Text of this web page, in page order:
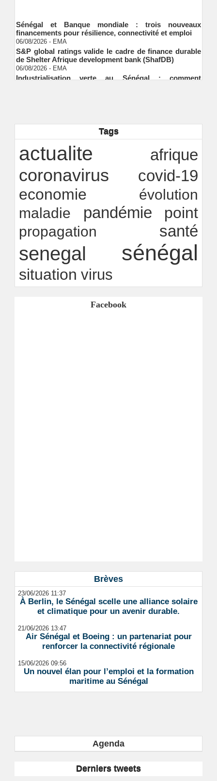
financements pour résilience, connectivité et emploi
06/08/2026 -EMA
S&P global ratings valide le cadre de finance durable
de Shelter Afrique development bank (ShafDB)
06/08/2026 -EMA
Industrialisation verte au Sénégal : comment
transformer le dialogue d'experts en adhésion
26/07/2026 -Ndakhté M. GAYE
Rapport Bceao 2025 : résilience, transition et
innovation
24/07/2026 Ndakhté M. GAYE
Tags
actualite afrique
coronavirus covid-19
economie
évolution
maladie
pandémie point
propagation santé
senegal sénégal
situation virus
Facebook
Brèves
23/06/2026 11:37
À Berlin, le Sénégal scelle une alliance solaire
et climatique pour un avenir durable.
21/06/2026 13:47
Air Sénégal et Boeing : un partenariat pour
renforcer la connectivité régionale
15/06/2026 09:56
Un nouvel élan pour l’emploi et la formation
maritime au Sénégal
Agenda
Derniers tweets